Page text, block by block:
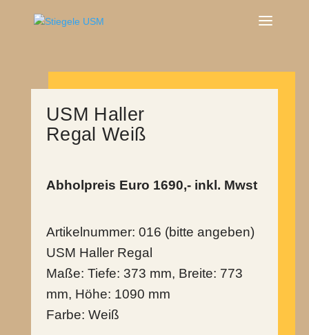
USM Haller
Regal Weiß
Abholpreis Euro 1690,- inkl. Mwst
Artikelnummer: 016 (bitte angeben)
USM Haller Regal
Maße: Tiefe: 373 mm, Breite: 773
mm, Höhe: 1090 mm
Farbe: Weiß